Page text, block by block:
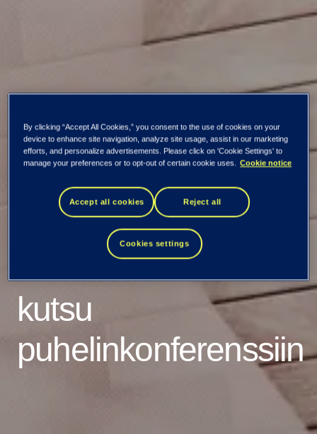
Tietoevryn
ensimmäisen
neljänneksen tulos
5. toukokuuta –
kutsu
puhelinkonferenssiin
By clicking “Accept All Cookies,” you consent to the use of cookies on your
device to enhance site navigation, analyze site usage, assist in our marketing
efforts, and personalize advertisements. Please click on 'Cookie Settings' to
manage your preferences or to opt-out of certain cookie uses. Cookie notice
Accept all cookies Reject all
Cookies settings